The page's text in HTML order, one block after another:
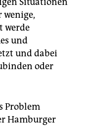
wenige,
werde
und
und dabei
oder
Problem
Hamburger